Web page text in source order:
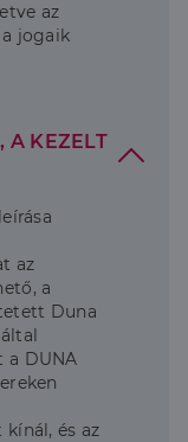
az
jogaik
A KEZELT
az
a
Duna
DUNA
és az